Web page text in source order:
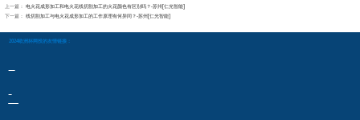
上一篇： 电火花成形加工和电火花线切割加工的火花颜色有区别吗？-苏州[仁光智能]
下一篇： 线切割加工与电火花成形加工的工作原理有何异同？-苏州[仁光智能]
2024欧洲杯网投的友情链接：